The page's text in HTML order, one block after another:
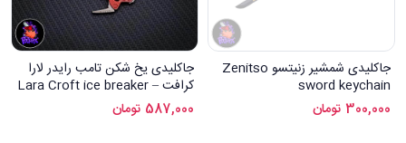
جاکلیدی شمشیر زنیتسو Zenitso
sword keychain
300,000 تومان
جاکلیدی یخ شکن تامب رایدر لارا
کرافت – Lara Croft ice breaker
keychain
587,000 تومان